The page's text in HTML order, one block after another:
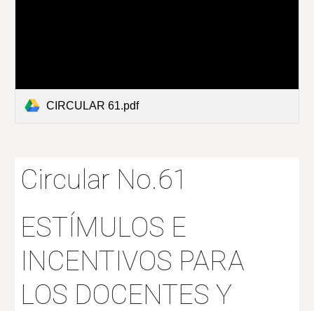
CIRCULAR 61.pdf
Circular No.61
ESTÍMULOS E
INCENTIVOS PARA
LOS DOCENTES Y